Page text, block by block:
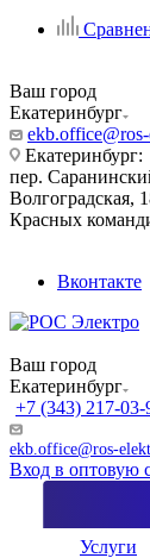
Ваш город
Екатеринбург
Екатеринбург:
пер.
Волгоградская,
Красных
Вконтакте
Ваш город
Екатеринбург
+7 (343) 217-03-
ekb.office@ros-
Вход в оптовую
Услуги